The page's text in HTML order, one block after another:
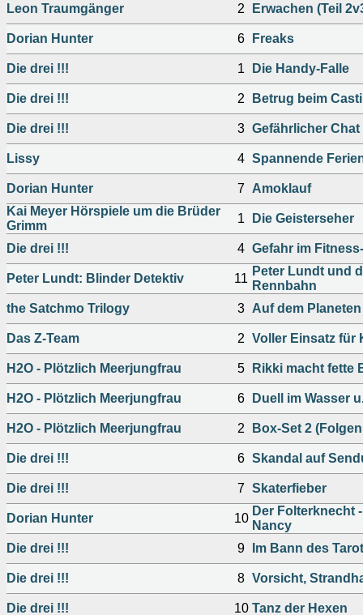
Leon Traumgänger 2 Erwachen (Teil
Dorian Hunter 6 Freaks
Die drei !!! 1 Die Handy-Falle
Die drei !!! 2 Betrug beim
Die drei !!! 3 Gefährlicher Chat
Lissy 4 Spannende
Dorian Hunter 7
Amoklauf
Kai Meyer Hörspiele um die Brüder
Grimm
1 Die Geisterseher
Die drei !!! 4 Gefahr im
Peter Lundt: Blinder Detektiv 11
Peter Lundt und
Rennbahn
the Satchmo Trilogy
3 Auf dem
Das Z-Team 2 Voller Einsatz für
H2O - Plötzlich Meerjungfrau 5 Rikki macht fette
H2O - Plötzlich Meerjungfrau 6 Duell im Wasser
H2O - Plötzlich Meerjungfrau 2 Box-Set 2
Die drei !!! 6 Skandal auf
Die drei !!! 7 Skaterfieber
Dorian Hunter 10
Der Folterknecht
Nancy
Die drei !!!
9 Im Bann des
Die drei !!! 8 Vorsicht,
Die drei !!! 10 Tanz der Hexen